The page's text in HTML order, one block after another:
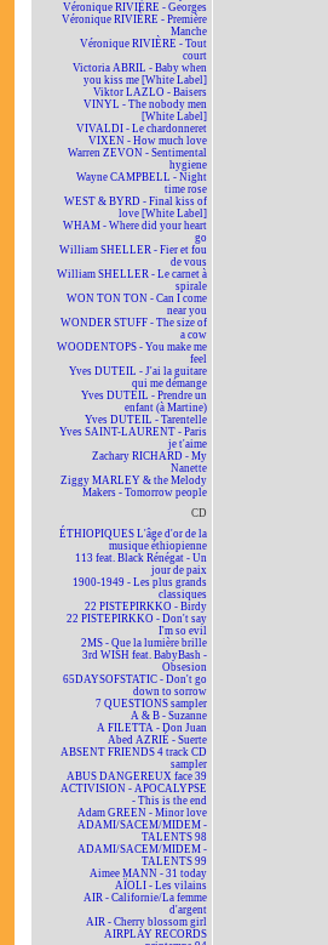
Véronique RIVIÈRE - Georges
Véronique RIVIÈRE - Première
Manche
Véronique RIVIÈRE - Tout
court
Victoria ABRIL - Baby when
you kiss me [White Label]
Viktor LAZLO - Baisers
VINYL - The nobody men
[White Label]
VIVALDI - Le chardonneret
VIXEN - How much love
Warren ZEVON - Sentimental
hygiene
Wayne CAMPBELL - Night
time rose
WEST & BYRD - Final kiss of
love [White Label]
WHAM - Where did your heart
go
William SHELLER - Fier et fou
de vous
William SHELLER - Le carnet à
spirale
WON TON TON - Can I come
near you
WONDER STUFF - The size of
a cow
WOODENTOPS - You make me
feel
Yves DUTEIL - J'ai la guitare
qui me démange
Yves DUTEIL - Prendre un
enfant (à Martine)
Yves DUTEIL - Tarentelle
Yves SAINT-LAURENT - Paris
je t'aime
Zachary RICHARD - My
Nanette
Ziggy MARLEY & the Melody
Makers - Tomorrow people
CD
ÉTHIOPIQUES L'âge d'or de la
musique éthiopienne
113 feat. Black Rénégat - Un
jour de paix
1900-1949 - Les plus grands
classiques
22 PISTEPIRKKO - Birdy
22 PISTEPIRKKO - Don't say
I'm so evil
2MS - Que la lumière brille
3rd WISH feat. BabyBash -
Obsesion
65DAYSOFSTATIC - Don't go
down to sorrow
7 QUESTIONS sampler
A & B - Suzanne
A FILETTA - Don Juan
Abed AZRIÉ - Suerte
ABSENT FRIENDS 4 track CD
sampler
ABUS DANGEREUX face 39
ACTIVISION - APOCALYPSE
- This is the end
Adam GREEN - Minor love
ADAMI/SACEM/MIDEM -
TALENTS 98
ADAMI/SACEM/MIDEM -
TALENTS 99
Aimee MANN - 31 today
AÏOLI - Les vilains
AIR - Californie/La femme
d'argent
AIR - Cherry blossom girl
AIRPLAY RECORDS